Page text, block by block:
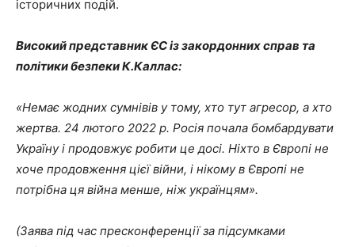
історичних подій.
Високий представник ЄС із закордонних справ та
політики безпеки К.Каллас:
«Немає жодних сумнівів у тому, хто тут агресор, а хто
жертва. 24 лютого 2022 р. Росія почала бомбардувати
Україну і продовжує робити це досі. Ніхто в Європі не
хоче продовження цієї війни, і нікому в Європі не
потрібна ця війна менше, ніж українцям».
(Заява під час пресконференції за підсумками